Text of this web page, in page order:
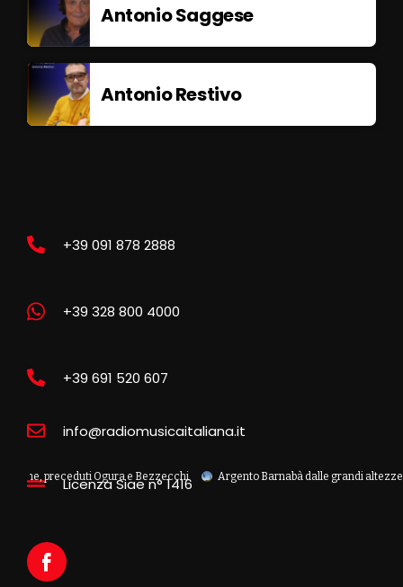
Antonio Saggese
Antonio Restivo
Ogura e Bezzecchi Argento Barnabà dalle grandi altezze agli
+39 091 878 2888
+39 328 800 4000
+39 691 520 607
info@radiomusicaitaliana.it
Licenza Siae n° 1416